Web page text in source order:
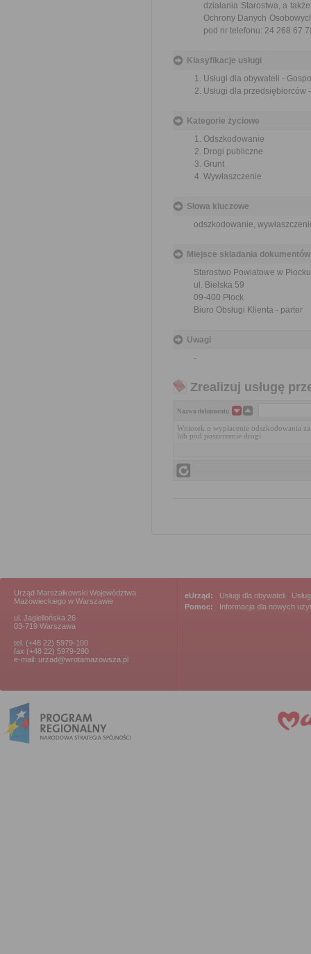
działania Starostwa, a
Ochrony Danych
pod nr telefonu: 24 268 67
Klasyfikacje usługi
Usługi dla obywateli -
Usługi dla
Kategorie życiowe
Odszkodowanie
Drogi publiczne
Grunt
Wywłaszczenie
Słowa kluczowe
odszkodowanie,
Miejsce składania dokumentów
Starostwo Powiatowe w Płocku
ul. Bielska 59
09-400 Płock
Biuro Obsługi Klienta - parter
Uwagi
-
Zrealizuj usługę
Nazwa dokumentu
Wniosek o wypłacenie odszkodowania
lub pod poszerzenie drogi
Urząd Marszałkowski Województwa
Mazowieckiego w Warszawie
ul. Jagiellońska 26
03-719 Warszawa
tel. (+48 22) 5979-100
fax (+48 22) 5979-290
e-mail: urzad@wrotamazowsza.pl
eUrząd: Usługi dla obywateli
Pomoc:
Informacja dla nowych